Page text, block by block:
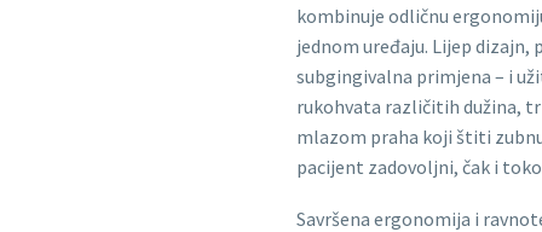
kombinuje odličnu
jednom uređaju. Lijep
subgingivalna primjena – i
rukohvata različitih dužina,
mlazom praha koji štiti
pacijent zadovoljni, čak i
Savršena ergonomija i